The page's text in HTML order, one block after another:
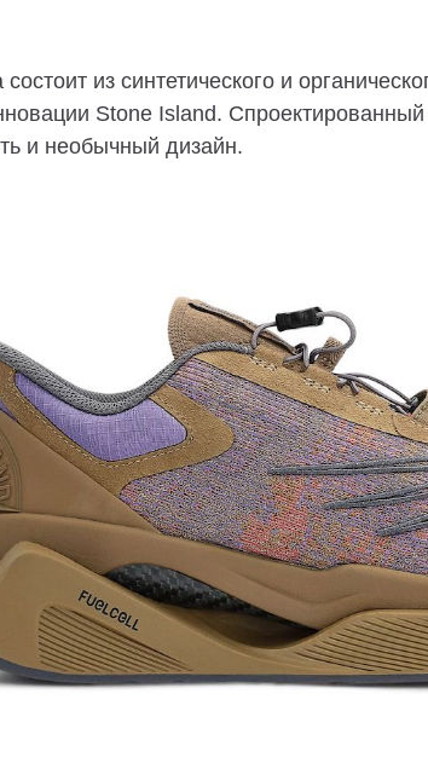
из синтетического и
Stone Island.
и необычный дизайн.